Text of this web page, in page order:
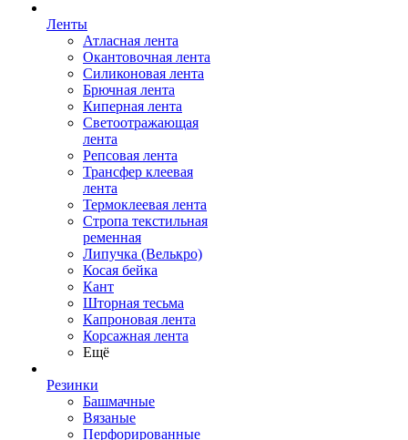
Ленты
Атласная лента
Окантовочная лента
Силиконовая лента
Брючная лента
Киперная лента
Светоотражающая
лента
Репсовая лента
Трансфер клеевая
лента
Термоклеевая лента
Стропа текстильная
ременная
Липучка (Велькро)
Косая бейка
Кант
Шторная тесьма
Капроновая лента
Корсажная лента
Ещё
Резинки
Башмачные
Вязаные
Перфорированные